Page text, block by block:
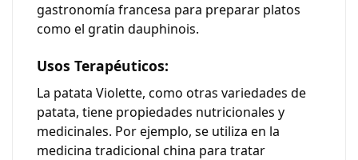
gastronomía francesa para preparar platos
como el gratin dauphinois.
Usos Terapéuticos:
La patata Violette, como otras variedades de
patata, tiene propiedades nutricionales y
medicinales. Por ejemplo, se utiliza en la
medicina tradicional china para tratar